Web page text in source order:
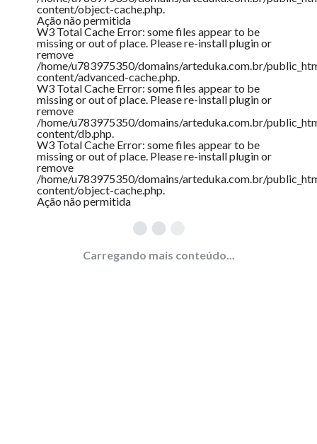
content/object-cache.php.
Ação não permitida
W3 Total Cache Error: some files appear to be
missing or out of place. Please re-install plugin or
remove
/home/u783975350/domains/arteduka.com.br/
content/advanced-cache.php.
W3 Total Cache Error: some files appear to be
missing or out of place. Please re-install plugin or
remove
/home/u783975350/domains/arteduka.com.br/
content/db.php.
W3 Total Cache Error: some files appear to be
missing or out of place. Please re-install plugin or
remove
/home/u783975350/domains/arteduka.com.br/
content/object-cache.php.
Ação não permitida
Carregando mais conteúdo...